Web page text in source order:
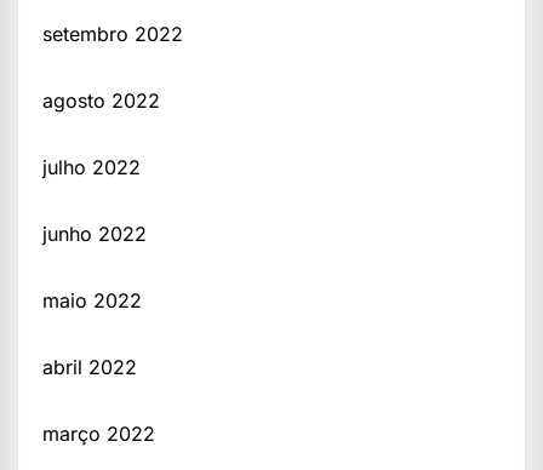
setembro 2022
agosto 2022
julho 2022
junho 2022
maio 2022
abril 2022
março 2022